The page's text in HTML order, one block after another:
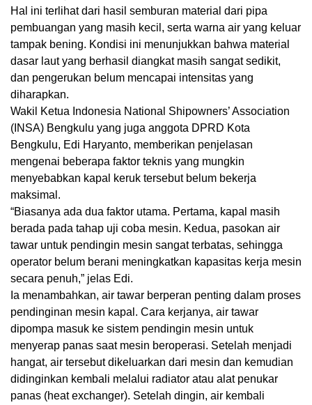
Hal ini terlihat dari hasil semburan material dari pipa
pembuangan yang masih kecil, serta warna air yang keluar
tampak bening. Kondisi ini menunjukkan bahwa material
dasar laut yang berhasil diangkat masih sangat sedikit,
dan pengerukan belum mencapai intensitas yang
diharapkan.
Wakil Ketua Indonesia National Shipowners’ Association
(INSA) Bengkulu yang juga anggota DPRD Kota
Bengkulu, Edi Haryanto, memberikan penjelasan
mengenai beberapa faktor teknis yang mungkin
menyebabkan kapal keruk tersebut belum bekerja
maksimal.
“Biasanya ada dua faktor utama. Pertama, kapal masih
berada pada tahap uji coba mesin. Kedua, pasokan air
tawar untuk pendingin mesin sangat terbatas, sehingga
operator belum berani meningkatkan kapasitas kerja mesin
secara penuh,” jelas Edi.
Ia menambahkan, air tawar berperan penting dalam proses
pendinginan mesin kapal. Cara kerjanya, air tawar
dipompa masuk ke sistem pendingin mesin untuk
menyerap panas saat mesin beroperasi. Setelah menjadi
hangat, air tersebut dikeluarkan dari mesin dan kemudian
didinginkan kembali melalui radiator atau alat penukar
panas (heat exchanger). Setelah dingin, air kembali